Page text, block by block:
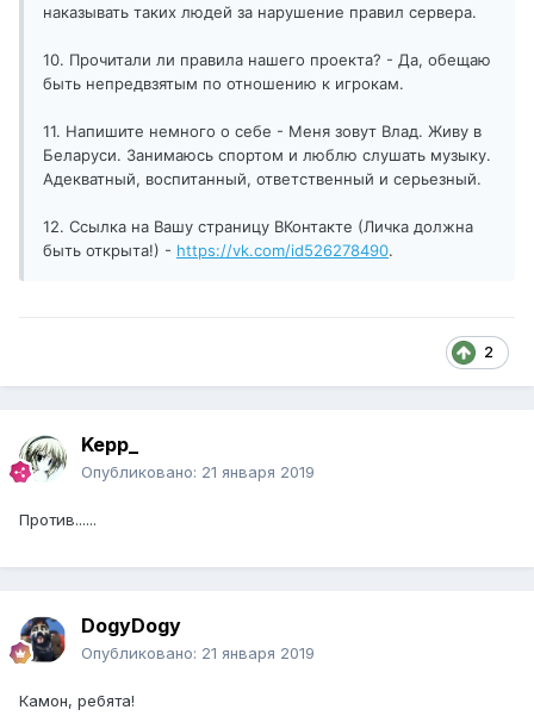
наказывать таких людей за нарушение правил сервера.
10. Прочитали ли правила нашего проекта? - Да, обещаю
быть непредвзятым по отношению к игрокам.
11. Напишите немного о себе - Меня зовут Влад. Живу в
Беларуси. Занимаюсь спортом и люблю слушать музыку.
Адекватный, воспитанный, ответственный и серьезный.
12. Ссылка на Вашу страницу ВКонтакте (Личка должна
быть открыта!) - https://vk.com/id526278490.
2
Kepp_
Опубликовано: 21 января 2019
Против......
DogyDogy
Опубликовано: 21 января 2019
Камон, ребята!